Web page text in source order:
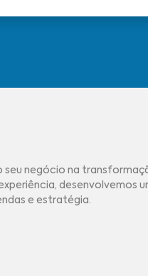
seu negócio na
desenvolvemos
e estratégia.